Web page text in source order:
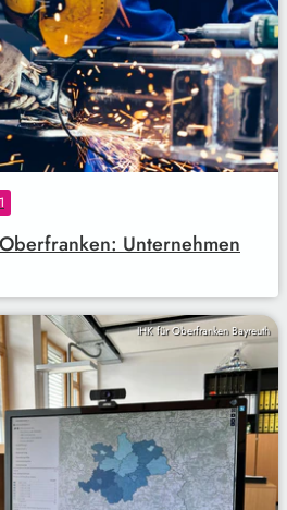
Unternehmen
IHK für Oberfranken Bayreuth